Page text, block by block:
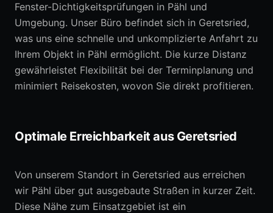
Fenster-Dichtigkeitsprüfungen in Pähl und
Umgebung. Unser Büro befindet sich in Geretsried,
was uns eine schnelle und unkomplizierte Anfahrt zu
Ihrem Objekt in Pähl ermöglicht. Die kurze Distanz
gewährleistet Flexibilität bei der Terminplanung und
minimiert Reisekosten, wovon Sie direkt profitieren.
Optimale Erreichbarkeit aus Geretsried
Von unserem Standort in Geretsried aus erreichen
wir Pähl über gut ausgebaute Straßen in kurzer Zeit.
Diese Nähe zum Einsatzgebiet ist ein